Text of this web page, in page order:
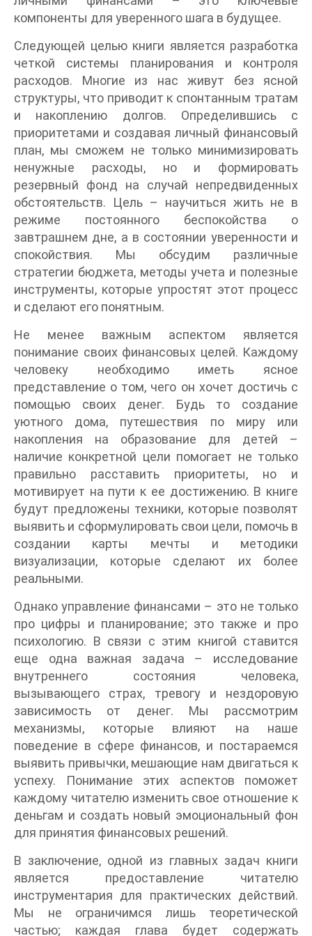
компоненты для уверенного шага в будущее.
Следующей целью книги является разработка
четкой системы планирования и контроля
расходов. Многие из нас живут без ясной
структуры, что приводит к спонтанным тратам
и накоплению долгов. Определившись с
приоритетами и создавая личный финансовый
план, мы сможем не только минимизировать
ненужные расходы, но и формировать
резервный фонд на случай непредвиденных
обстоятельств. Цель – научиться жить не в
режиме постоянного беспокойства о
завтрашнем дне, а в состоянии уверенности и
спокойствия. Мы обсудим различные
стратегии бюджета, методы учета и полезные
инструменты, которые упростят этот процесс
и сделают его понятным.
Не менее важным аспектом является
понимание своих финансовых целей. Каждому
человеку необходимо иметь ясное
представление о том, чего он хочет достичь с
помощью своих денег. Будь то создание
уютного дома, путешествия по миру или
накопления на образование для детей –
наличие конкретной цели помогает не только
правильно расставить приоритеты, но и
мотивирует на пути к ее достижению. В книге
будут предложены техники, которые позволят
выявить и сформулировать свои цели, помочь в
создании карты мечты и методики
визуализации, которые сделают их более
реальными.
Однако управление финансами – это не только
про цифры и планирование; это также и про
психологию. В связи с этим книгой ставится
еще одна важная задача – исследование
внутреннего состояния человека,
вызывающего страх, тревогу и нездоровую
зависимость от денег. Мы рассмотрим
механизмы, которые влияют на наше
поведение в сфере финансов, и постараемся
выявить привычки, мешающие нам двигаться к
успеху. Понимание этих аспектов поможет
каждому читателю изменить свое отношение к
деньгам и создать новый эмоциональный фон
для принятия финансовых решений.
В заключение, одной из главных задач книги
является предоставление читателю
инструментария для практических действий.
Мы не ограничимся лишь теоретической
частью; каждая глава будет содержать